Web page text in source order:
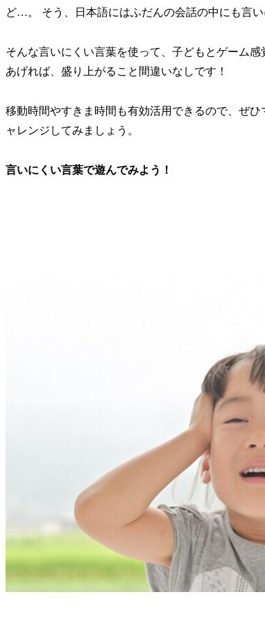
ど…。 そう、日本語にはふだんの会話の中にも言
そんな言いにくい言葉を使って、子どもとゲーム
あげれば、盛り上がること間違いなしです！
移動時間やすきま時間も有効活用できるので、ぜ
ャレンジしてみましょう。
言いにくい言葉で遊んでみよう！